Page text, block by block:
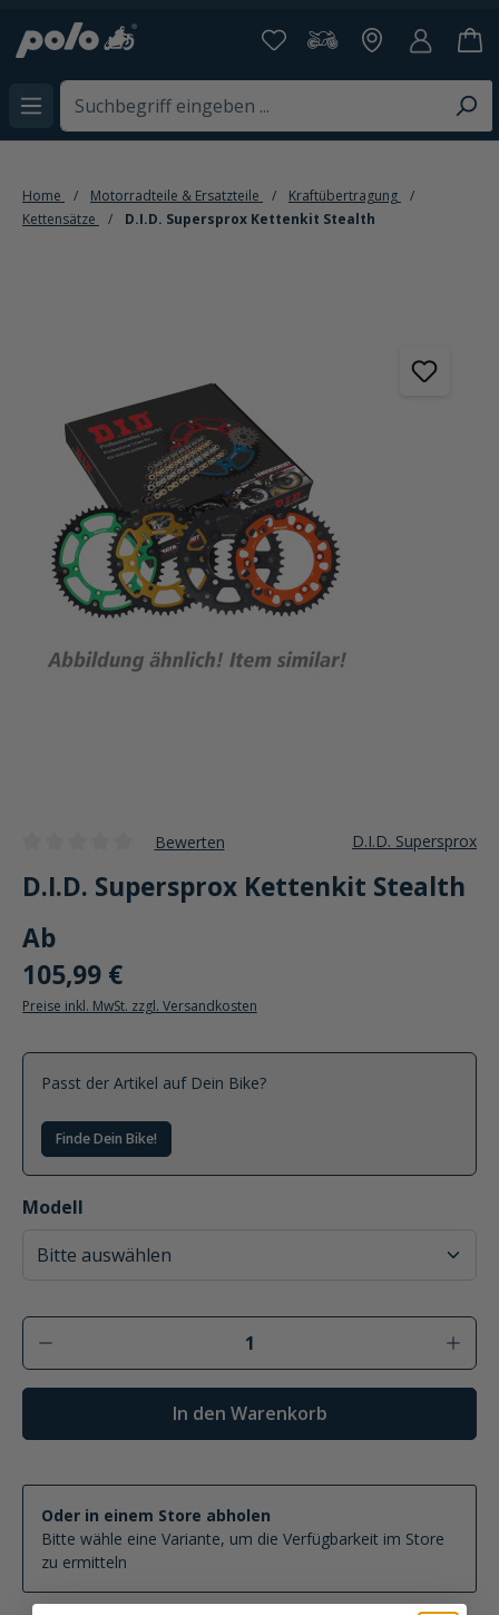
springen
Home Motorradteile & Ersatzteile
Kraftübertragung
Kettensätze
D.I.D. Supersprox Kettenkit Stealth
Bewerten D.I.D. Supersprox
D.I.D. Supersprox Kettenkit Stealth
Ab
105,99 €
Preise inkl. MwSt. zzgl. Versandkosten
Passt der Artikel auf Dein Bike?
Finde Dein Bike!
Modell
auswählen
Produkt Anzahl: Gib den gewünschten
In den Warenkorb
Oder in einem Store abholen
Bitte wähle eine Variante, um die Verfügbarkeit im Store
zu ermitteln